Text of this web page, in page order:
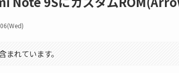
まれています。